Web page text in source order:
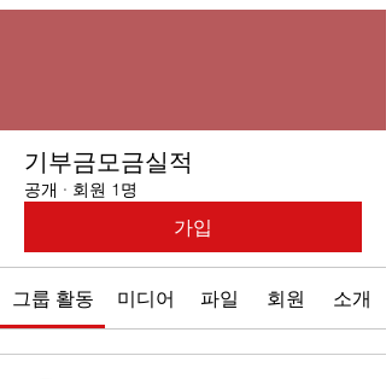
기부금모금실적
공개 · 회원 1명
가입
그룹 활동 미디어 파일 회원 소개